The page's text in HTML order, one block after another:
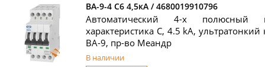
ВА-9-4 C6 4,5кА / 4680019910796
Автоматический 4-х полюсный
характеристика C, 4.5 kA,
ВА-9, пр-во Меандр
В наличии